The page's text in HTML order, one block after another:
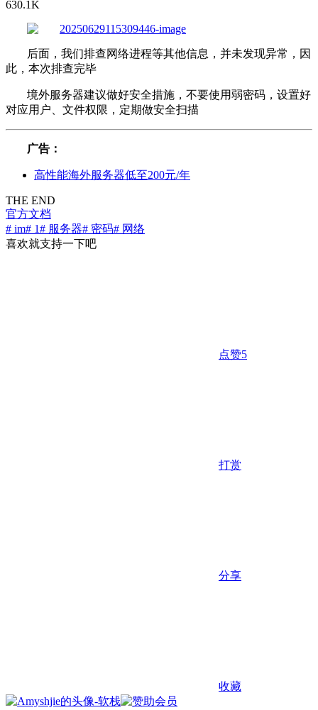
630.1K
后面，我们排查网络进程等其他信息，并未发现异常，因
此，本次排查完毕
境外服务器建议做好安全措施，不要使用弱密码，设置好
对应用户、文件权限，定期做安全扫描
广告：
高性能海外服务器低至200元/年
THE END
官方文档
# im# 1# 服务器# 密码# 网络
喜欢就支持一下吧
点赞5
打赏
分享
收藏